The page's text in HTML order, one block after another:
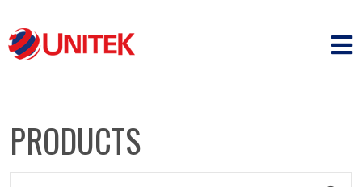
PRODUCTS